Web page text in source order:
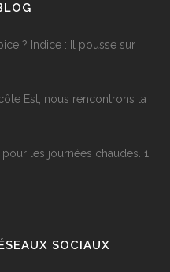
? Indice : Il pousse sur
Est, nous rencontrons la
les journées chaudes. 1
SOCIAUX